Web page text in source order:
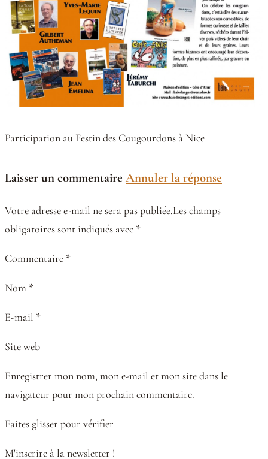
Participation au Festin des Cougourdons à Nice
Laisser un commentaire Annuler la réponse
Votre adresse e-mail ne sera pas publiée.Les champs
obligatoires sont indiqués avec *
Commentaire *
Nom *
E-mail *
Site web
Enregistrer mon nom, mon e-mail et mon site dans le
navigateur pour mon prochain commentaire.
Faites glisser pour vérifier
M'inscrire à la newsletter !